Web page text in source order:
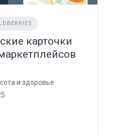
карточки
и здоровье